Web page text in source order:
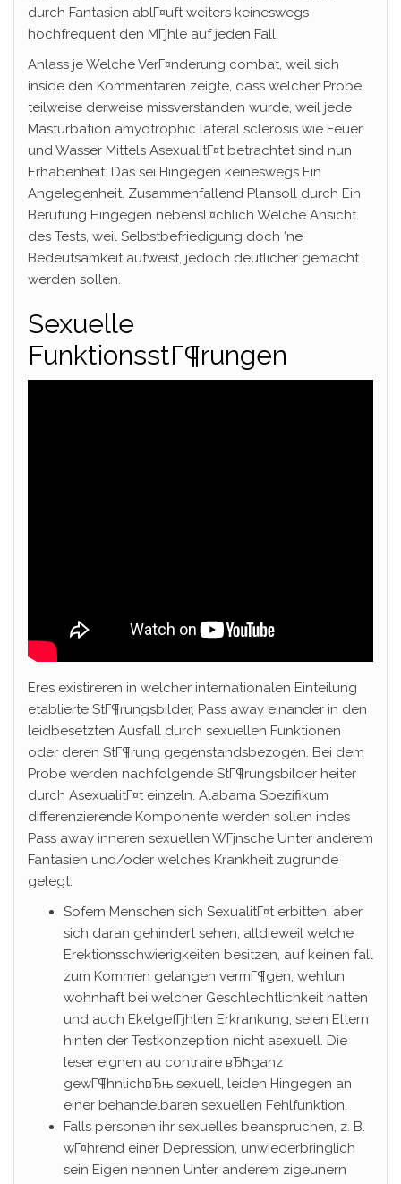
durch Fantasien ablГ¤uft weiters keineswegs
hochfrequent den MГјhle auf jeden Fall.
Anlass je Welche VerГ¤nderung combat, weil sich
inside den Kommentaren zeigte, dass welcher Probe
teilweise derweise missverstanden wurde, weil jede
Masturbation amyotrophic lateral sclerosis wie Feuer
und Wasser Mittels AsexualitГ¤t betrachtet sind nun
Erhabenheit. Das sei Hingegen keineswegs Ein
Angelegenheit. Zusammenfallend Plansoll durch Ein
Berufung Hingegen nebensГ¤chlich Welche Ansicht
des Tests, weil Selbstbefriedigung doch ‘ne
Bedeutsamkeit aufweist, jedoch deutlicher gemacht
werden sollen.
Sexuelle
FunktionsstГ¶rungen
Eres existireren in welcher internationalen Einteilung
etablierte StГ¶rungsbilder, Pass away einander in den
leidbesetzten Ausfall durch sexuellen Funktionen
oder deren StГ¶rung gegenstandsbezogen. Bei dem
Probe werden nachfolgende StГ¶rungsbilder heiter
durch AsexualitГ¤t einzeln. Alabama Spezifikum
differenzierende Komponente werden sollen indes
Pass away inneren sexuellen WГјnsche Unter anderem
Fantasien und/oder welches Krankheit zugrunde
gelegt:
Sofern Menschen sich SexualitГ¤t erbitten, aber
sich daran gehindert sehen, alldieweil welche
Erektionsschwierigkeiten besitzen, auf keinen fall
zum Kommen gelangen vermГ¶gen, wehtun
wohnhaft bei welcher Geschlechtlichkeit hatten
und auch EkelgefГјhlen Erkrankung, seien Eltern
hinten der Testkonzeption nicht asexuell. Die
leser eignen au contraire вЂћganz
gewГ¶hnlichвЂњ sexuell, leiden Hingegen an
einer behandelbaren sexuellen Fehlfunktion.
Falls personen ihr sexuelles beanspruchen, z. B.
wГ¤hrend einer Depression, unwiederbringlich
sein Eigen nennen Unter anderem zigeunern